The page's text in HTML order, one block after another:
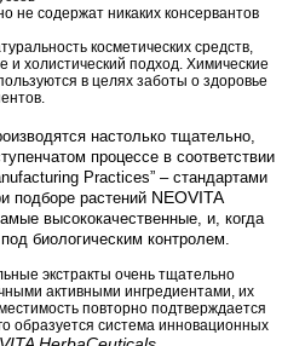
не содержат никаких консервантов
косметических средств,
и холистический подход. Химические
в целях заботы о здоровье
настолько тщательно,
процессе в соответствии
Practices” – стандартами
подборе растений NEOVITA
высококачественные, и, когда
биологическим контролем.
экстракты очень тщательно
активными ингредиентами, их
повторно подтверждается
образуется система инновационных